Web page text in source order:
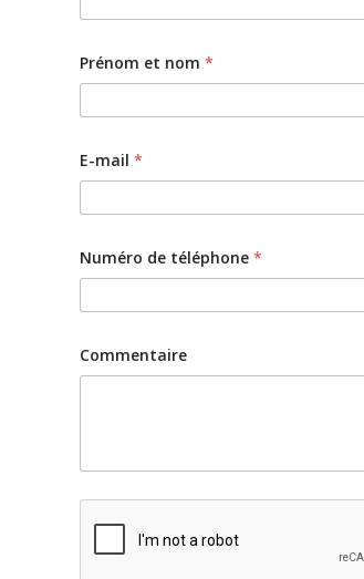
t
e
N
m
b
e
Prénom et nom *
E-mail *
Numéro de téléphone *
Commentaire